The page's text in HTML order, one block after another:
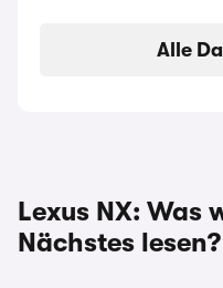
Alle
Lexus NX: Was
Nächstes lesen?